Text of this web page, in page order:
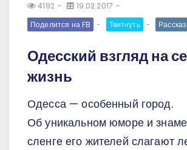
4192
19.02.2017
Поделится на FB
Твитнуть
Одесский взгляд на
жизнь
Одесса — особенный город.
Об уникальном юморе и
сленге его жителей слагают